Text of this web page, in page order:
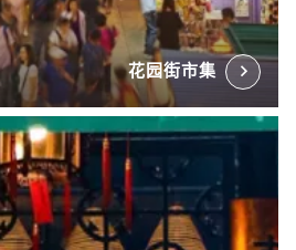
花园街市集